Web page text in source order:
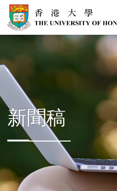
跳到主內容
新聞稿